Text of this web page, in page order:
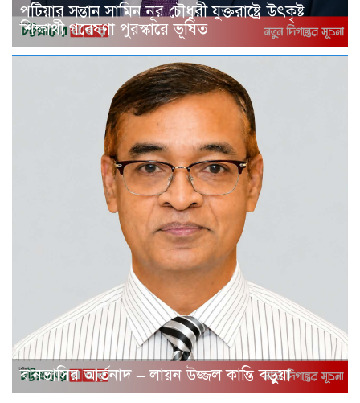
পটিয়ার সন্তান সামিন নূর চৌধুরী যুক্তরাষ্ট্রে উৎকৃষ্ট
শিক্ষার্থী গবেষণা পুরস্কারে ভূষিত
বানভাসির আর্তনাদ – লায়ন উজ্জল কান্তি বড়ুয়া